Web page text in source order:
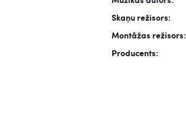
Skaņu režisors:
Montāžas režisors:
Producents: